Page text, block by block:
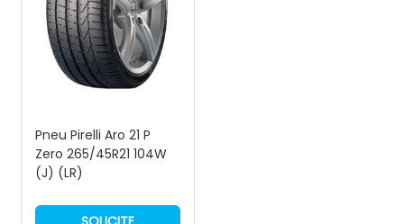
Pneu Pirelli Aro 21 P
Zero 265/45R21 104W
(J) (LR)